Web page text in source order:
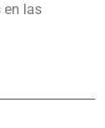
en las